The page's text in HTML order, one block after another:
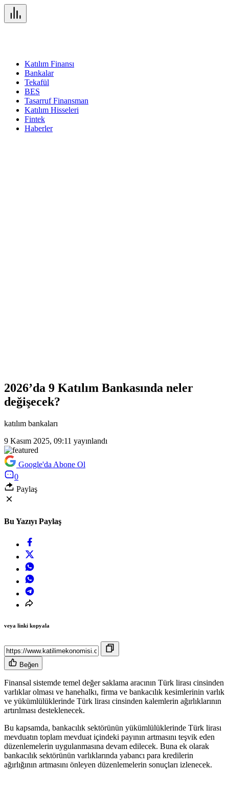
Katılım Finansı
Bankalar
Tekafül
BES
Tasarruf Finansman
Katılım Hisseleri
Fintek
Haberler
2026’da 9 Katılım Bankasında neler
değişecek?
katılım bankaları
9 Kasım 2025, 09:11 yayınlandı
Google'da Abone Ol
0
Paylaş
Bu Yazıyı Paylaş
veya linki kopyala
Beğen
Finansal sistemde temel değer saklama aracının Türk lirası cinsinden
varlıklar olması ve hanehalkı, firma ve bankacılık kesimlerinin varlık
ve yükümlülüklerinde Türk lirası cinsinden kalemlerin ağırlıklarının
artırılması desteklenecek.
Bu kapsamda, bankacılık sektörünün yükümlülüklerinde Türk lirası
mevduatın toplam mevduat içindeki payının artmasını teşvik eden
düzenlemelerin uygulanmasına devam edilecek. Buna ek olarak
bankacılık sektörünün varlıklarında yabancı para kredilerin
ağırlığının artmasını önleyen düzenlemelerin sonuçları izlenecek.